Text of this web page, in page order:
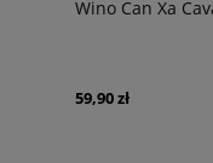
Wino Can Xa
59,90 zł